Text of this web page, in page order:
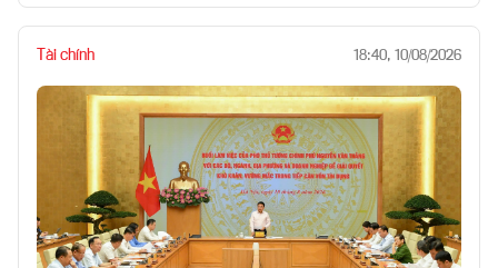
Tài chính 18:40, 10/08/2026